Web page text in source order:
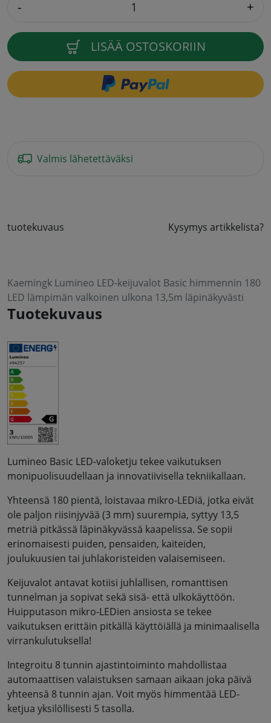
- +
LISÄÄ OSTOSKORIIN
Valmis lähetettäväksi
tuotekuvaus Kysymys artikkelista?
Kaemingk Lumineo LED-keijuvalot Basic himmennin 180
LED lämpimän valkoinen ulkona 13,5m läpinäkyvästi
Tuotekuvaus
Lumineo Basic LED-valoketju tekee vaikutuksen
monipuolisuudellaan ja innovatiivisella tekniikallaan.
Yhteensä 180 pientä, loistavaa mikro-LEDiä, jotka eivät
ole paljon riisinjyvää (3 mm) suurempia, syttyy 13,5
metriä pitkässä läpinäkyvässä kaapelissa. Se sopii
erinomaisesti puiden, pensaiden, kaiteiden,
joulukuusien tai juhlakoristeiden valaisemiseen.
Keijuvalot antavat kotiisi juhlallisen, romanttisen
tunnelman ja sopivat sekä sisä- että ulkokäyttöön.
Huipputason mikro-LEDien ansiosta se tekee
vaikutuksen erittäin pitkällä käyttöiällä ja minimaalisella
virrankulutuksella!
Integroitu 8 tunnin ajastintoiminto mahdollistaa
automaattisen valaistuksen samaan aikaan joka päivä
yhteensä 8 tunnin ajan. Voit myös himmentää LED-
ketjua yksilöllisesti 5 tasolla.